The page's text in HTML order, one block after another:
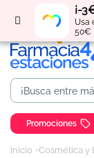
¡-
Usa
50€
Promociones
Inicio Cosmética y